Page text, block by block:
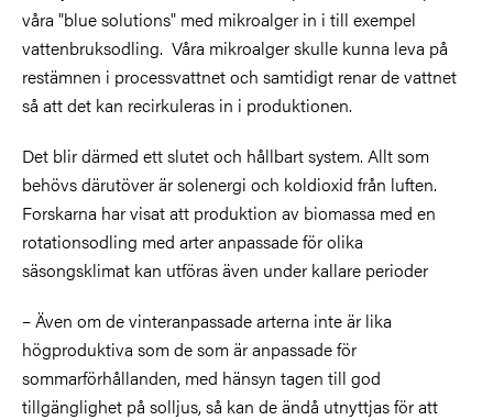
våra "blue solutions" med mikroalger in i till exempel
vattenbruksodling. Våra mikroalger skulle kunna leva på
restämnen i processvattnet och samtidigt renar de vattnet
så att det kan recirkuleras in i produktionen.
Det blir därmed ett slutet och hållbart system. Allt som
behövs därutöver är solenergi och koldioxid från luften.
Forskarna har visat att produktion av biomassa med en
rotationsodling med arter anpassade för olika
säsongsklimat kan utföras även under kallare perioder
– Även om de vinteranpassade arterna inte är lika
högproduktiva som de som är anpassade för
sommarförhållanden, med hänsyn tagen till god
tillgänglighet på solljus, så kan de ändå utnyttjas för att